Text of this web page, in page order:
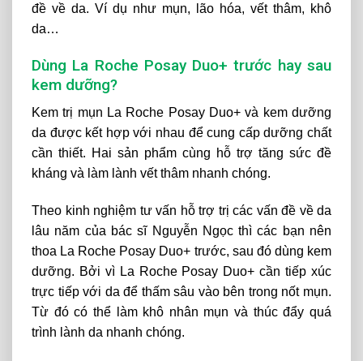
đề về da. Ví dụ như mụn, lão hóa, vết thâm, khô
da…
Dùng La Roche Posay Duo+ trước hay sau
kem dưỡng?
Kem trị mụn La Roche Posay Duo+ và kem dưỡng
da được kết hợp với nhau để cung cấp dưỡng chất
cần thiết. Hai sản phẩm cùng hỗ trợ tăng sức đề
kháng và làm lành vết thâm nhanh chóng.
Theo kinh nghiệm tư vấn hỗ trợ trị các vấn đề về da
lâu năm của bác sĩ Nguyễn Ngọc thì các bạn nên
thoa La Roche Posay Duo+ trước, sau đó dùng kem
dưỡng. Bởi vì La Roche Posay Duo+ cần tiếp xúc
trực tiếp với da để thấm sâu vào bên trong nốt mụn.
Từ đó có thể làm khô nhân mụn và thúc đẩy quá
trình lành da nhanh chóng.